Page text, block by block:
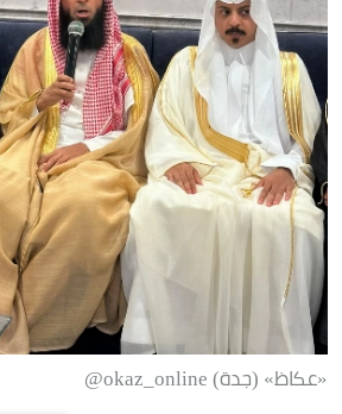
«عكاظ» (جدة) okaz_online@